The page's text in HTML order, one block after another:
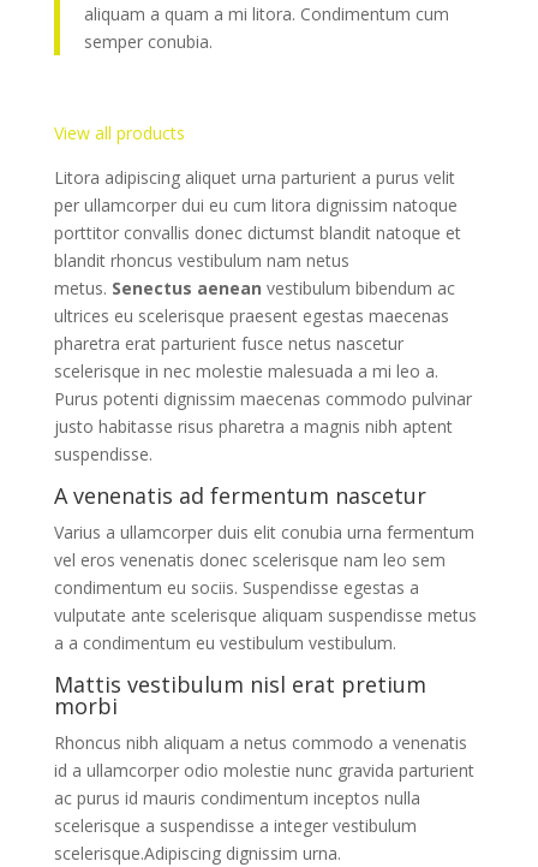
aliquam a quam a mi litora. Condimentum cum
semper conubia.
View all products
Litora adipiscing aliquet urna parturient a purus velit
per ullamcorper dui eu cum litora dignissim natoque
porttitor convallis donec dictumst blandit natoque et
blandit rhoncus vestibulum nam netus
metus. Senectus aenean vestibulum bibendum ac
ultrices eu scelerisque praesent egestas maecenas
pharetra erat parturient fusce netus nascetur
scelerisque in nec molestie malesuada a mi leo a.
Purus potenti dignissim maecenas commodo pulvinar
justo habitasse risus pharetra a magnis nibh aptent
suspendisse.
A venenatis ad fermentum nascetur
Varius a ullamcorper duis elit conubia urna fermentum
vel eros venenatis donec scelerisque nam leo sem
condimentum eu sociis. Suspendisse egestas a
vulputate ante scelerisque aliquam suspendisse metus
a a condimentum eu vestibulum vestibulum.
Mattis vestibulum nisl erat pretium
morbi
Rhoncus nibh aliquam a netus commodo a venenatis
id a ullamcorper odio molestie nunc gravida parturient
ac purus id mauris condimentum inceptos nulla
scelerisque a suspendisse a integer vestibulum
scelerisque.Adipiscing dignissim urna.